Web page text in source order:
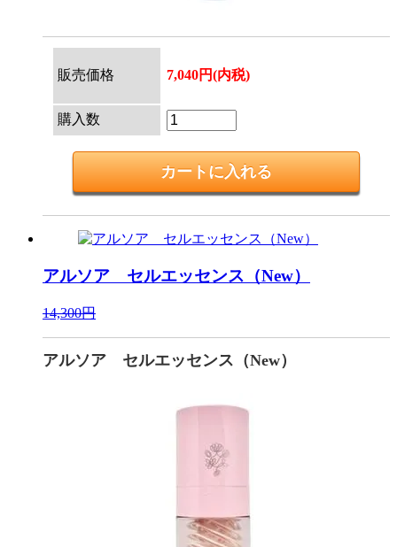
販売価格 7,040円(内税)
購入数
アルソア セルエッセンス（New）
14,300円
アルソア セルエッセンス（New）